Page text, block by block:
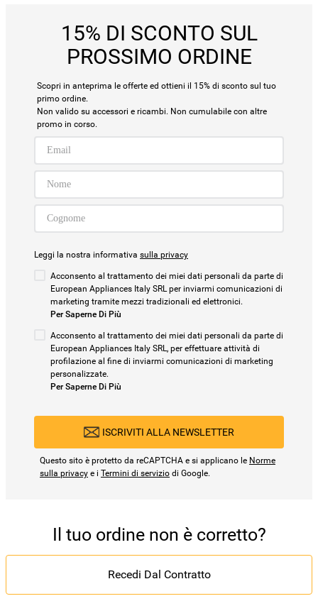
15% DI SCONTO SUL
PROSSIMO ORDINE
Scopri in anteprima le offerte ed ottieni il 15% di sconto sul tuo
primo ordine.
Non valido su accessori e ricambi. Non cumulabile con altre
promo in corso.
Leggi la nostra informativa sulla privacy
Acconsento al trattamento dei miei dati personali da parte di
European Appliances Italy SRL per inviarmi comunicazioni di
marketing tramite mezzi tradizionali ed elettronici.
Per Saperne Di Più
Acconsento al trattamento dei miei dati personali da parte di
European Appliances Italy SRL, per effettuare attività di
profilazione al fine di inviarmi comunicazioni di marketing
personalizzate.
Per Saperne Di Più
ISCRIVITI ALLA NEWSLETTER
Questo sito è protetto da reCAPTCHA e si applicano le Norme
sulla privacy e i Termini di servizio di Google.
Il tuo ordine non è corretto?
Recedi Dal Contratto